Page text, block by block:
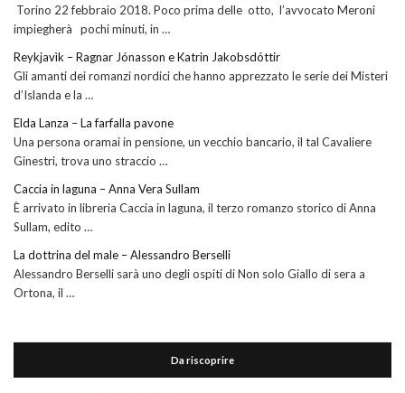
Torino 22 febbraio 2018. Poco prima delle otto, l’avvocato Meroni
impiegherà pochi minuti, in …
Reykjavìk – Ragnar Jónasson e Katrin Jakobsdóttir
Gli amanti dei romanzi nordici che hanno apprezzato le serie dei Misteri
d’Islanda e la …
Elda Lanza – La farfalla pavone
Una persona oramai in pensione, un vecchio bancario, il tal Cavaliere
Ginestri, trova uno straccio …
Caccia in laguna – Anna Vera Sullam
È arrivato in libreria Caccia in laguna, il terzo romanzo storico di Anna
Sullam, edito …
La dottrina del male – Alessandro Berselli
Alessandro Berselli sarà uno degli ospiti di Non solo Giallo di sera a
Ortona, il …
Da riscoprire